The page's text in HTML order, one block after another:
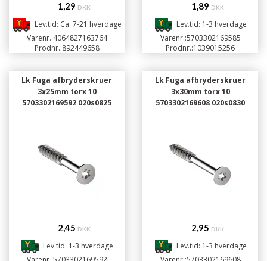
1,29 DKK
Lev.tid: Ca. 7-21 hverdage
Varenr.:4064827163764
Prodnr.:892449658
1,89 DKK
Lev.tid: 1-3 hverdage
Varenr.:5703302169585
Prodnr.:1039015256
Lk Fuga afbryderskruer
3x25mm torx 10
5703302169592 020s0825
2,45 DKK
Lev.tid: 1-3 hverdage
Lk Fuga afbryderskruer
3x30mm torx 10
5703302169608 020s0830
2,95 DKK
Lev.tid: 1-3 hverdage